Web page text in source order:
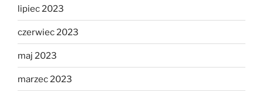
lipiec 2023
czerwiec 2023
maj 2023
marzec 2023